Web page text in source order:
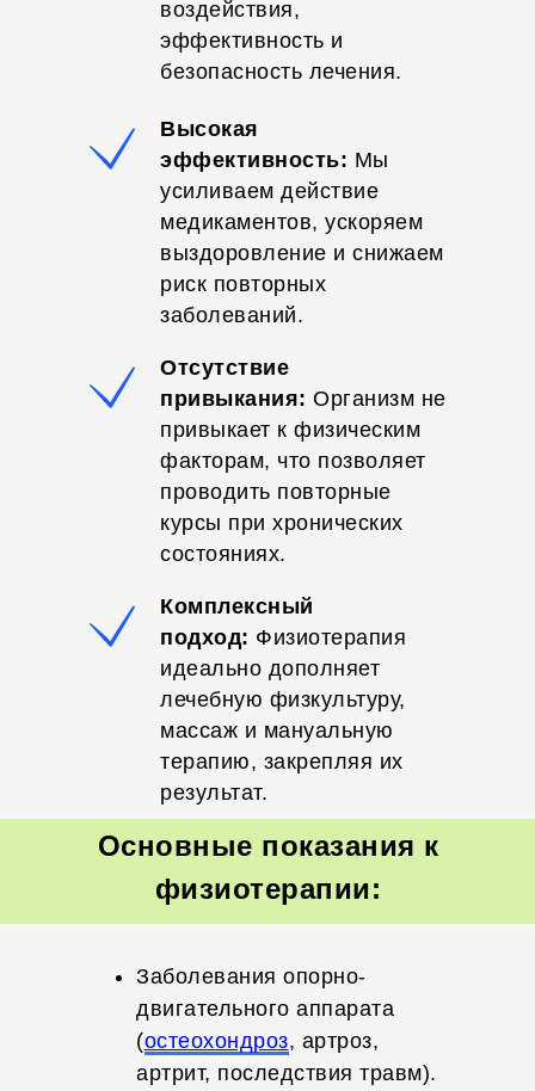
воздействия,
эффективность и
безопасность лечения.
Высокая
эффективность: Мы
усиливаем действие
медикаментов, ускоряем
выздоровление и снижаем
риск повторных
заболеваний.
Отсутствие
привыкания: Организм не
привыкает к физическим
факторам, что позволяет
проводить повторные
курсы при хронических
состояниях.
Комплексный
подход: Физиотерапия
идеально дополняет
лечебную физкультуру,
массаж и мануальную
терапию, закрепляя их
результат.
Основные показания к
физиотерапии:
Заболевания опорно-
двигательного аппарата
(остеохондроз, артроз,
артрит, последствия травм).